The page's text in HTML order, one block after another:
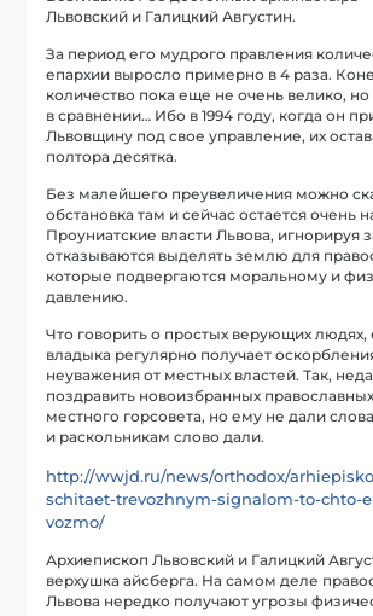
Львовский и Галицкий Августин.
За период его мудрого правления
епархии выросло примерно в 4 раза.
количество пока еще не очень велико, но
в сравнении… Ибо в 1994 году, когда он
Львовщину под свое управление, их
полтора десятка.
Без малейшего преувеличения можно
обстановка там и сейчас остается очень
Проуниатские власти Львова, игнорируя
отказываются выделять землю для
которые подвергаются моральному и
давлению.
Что говорить о простых верующих
владыка регулярно получает
неуважения от местных властей. Так,
поздравить новоизбранных
местного горсовета, но ему не дали
и раскольникам слово дали.
http://wwjd.ru/news/orthodox/
schitaet-trevozhnym-signalom-to-chto-
vozmo/
Архиепископ Львовский и Галицкий
верхушка айсберга. На самом деле
Львова нередко получают угрозы